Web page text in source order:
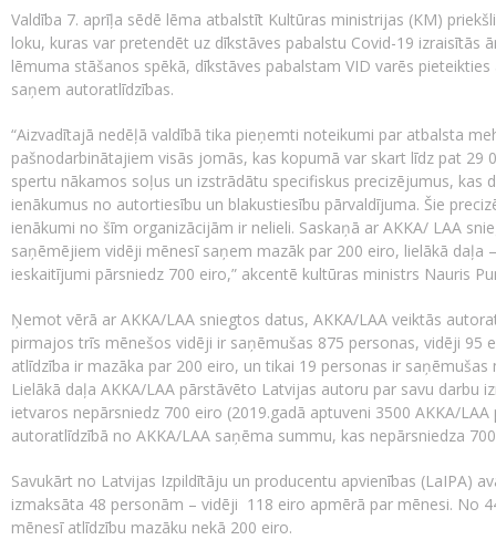
Valdība 7. aprīļa sēdē lēma atbalstīt Kultūras ministrijas (KM)
loku, kuras var pretendēt uz dīkstāves pabalstu Covid-19 izraisītās
lēmuma stāšanos spēkā, dīkstāves pabalstam VID varēs
saņem autoratlīdzības.
“Aizvadītajā nedēļā valdībā tika pieņemti noteikumi par atbalsta
pašnodarbinātajiem visās jomās, kas kopumā var skart līdz pat 29
spertu nākamos soļus un izstrādātu specifiskus precizējumus, kas
ienākumus no autortiesību un blakustiesību pārvaldījuma. Šie
ienākumi no šīm organizācijām ir nelieli. Saskaņā ar AKKA/ LAA
saņēmējiem vidēji mēnesī saņem mazāk par 200 eiro, lielākā daļa
ieskaitījumi pārsniedz 700 eiro,” akcentē kultūras ministrs Nauris
Ņemot vērā ar AKKA/LAA sniegtos datus, AKKA/LAA veiktās
pirmajos trīs mēnešos vidēji ir saņēmušas 875 personas, vidēji 95
atlīdzība ir mazāka par 200 eiro, un tikai 19 personas ir
Lielākā daļa AKKA/LAA pārstāvēto Latvijas autoru par savu darbu
ietvaros nepārsniedz 700 eiro (2019.gadā aptuveni 3500 AKKA/
autoratlīdzībā no AKKA/LAA saņēma summu, kas nepārsniedza
Savukārt no Latvijas Izpildītāju un producentu apvienības (LaIPA)
izmaksāta 48 personām – vidēji 118 eiro apmērā par mēnesi. No
mēnesī atlīdzību mazāku nekā 200 eiro.